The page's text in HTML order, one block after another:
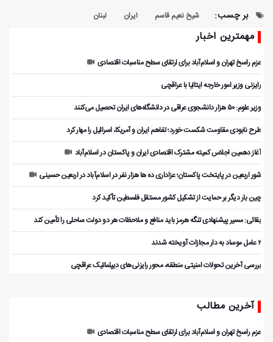
بر چسب: شیخ نعیم قاسم ایران لبنان
مهمترین اخبار
عزم راسخ تهران و اسلام‌آباد برای ارتقای سطح مناسبات اقتصادی
رایزنی وزیر امور خارجه ایتالیا با عراقچی
وزیر علوم: ۵۰ هزار دانشجوی عراقی در دانشگاه‌های ایران تحصیل می‌کنند
طرح نابودی مقاومت شکست خورد؛ تفاهم ایران و آمریکا، اسرائیل را مهار کرد
آغاز دهمین اجلاس کمیته مشترک اقتصادی ایران و پاکستان در اسلام‌آباد
شور اربعین در پایتخت پاکستان؛ عزاداری ده ها هزار نفر در اسلام‌آباد در اربعین حسینی
چین بار دیگر بر حمایت از تشکیل کشور مستقل فلسطین تأکید کرد
بقائی: مسیر پیشنهادی تنگه هرمز باید منافع و ملاحظات هر دو دولت ساحلی را تأمین کند
۲ عامل موساد به دار مجازات آویخته شدند
بررسی آخرین تحولات امنیتی منطقه، محور رایزنی‌های دیپلماتیک عراقچی
آخرین مطالب
عزم راسخ تهران و اسلام‌آباد برای ارتقای سطح مناسبات اقتصادی